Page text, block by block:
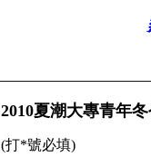
2010夏潮大專青年
(打*號必填)